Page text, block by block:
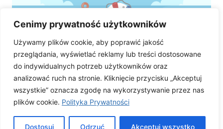
Cenimy prywatność użytkowników
Używamy plików cookie, aby poprawić jakość
przeglądania, wyświetlać reklamy lub treści dostosowane
do indywidualnych potrzeb użytkowników oraz
analizować ruch na stronie. Kliknięcie przycisku „Akceptuj
wszystkie” oznacza zgodę na wykorzystywanie przez nas
plików cookie. Polityka Prywatności
Dostosuj Odrzuć Akceptuj wszystko